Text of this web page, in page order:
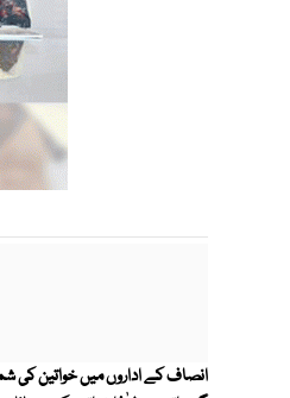
انصاف کے اداروں میں خواتین کی